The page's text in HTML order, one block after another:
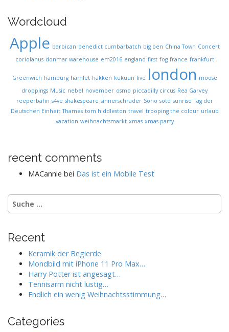
Wordcloud
Apple barbican benedict cumbarbatch big ben China Town Concert
coriolanus donmar warehouse em2016 england first fog france frankfurt
Greenwich hamburg hamlet häkken kukuun live london moose
droppings Music nebel november osmo piccadilly circus Rea Garvey
reeperbahn s4ve shakespeare sinnerschrader Soho sotd sunrise Tag der
Deutschen Einheit Thames tom hiddleston travel trooping the colour urlaub
vacation weihnachtsmarkt xmas xmas party
recent comments
MACannie bei Das ist ein Mobile Test
S
u
e
Recent
Keramik der Begierde
Mondbild mit iPhone 11 Pro Max…
Harry Potter ist angesagt…
Tennisarm nicht lustig…
Endlich ein wenig Weihnachtsstimmung…
Categories